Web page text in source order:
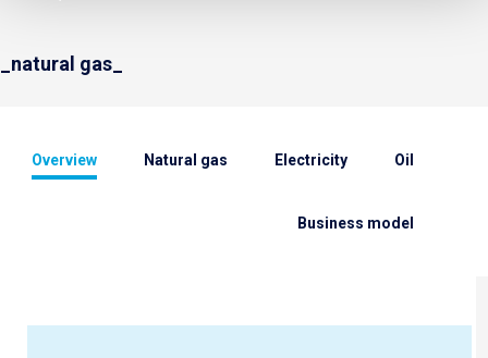
_natural gas_
Overview Natural gas Electricity Oil
Business model